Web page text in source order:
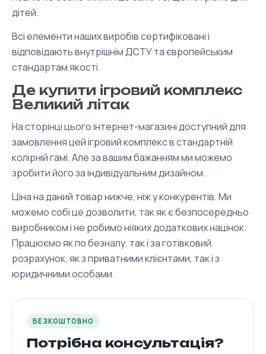
дітей.
Всі елементи наших виробів сертифіковані і
відповідають внутрішнім ДСТУ та європейським
стандартам якості.
Де купити ігровий комплекс
Великий літак
На сторінці цього інтернет-магазині доступний для
замовлення цей ігровий комплекс в стандартній
колірній гамі. Але за вашим бажанням ми можемо
зробити його за індивідуальним дизайном.
Ціна на даний товар нижче, ніж у конкурентів. Ми
можемо собі це дозволити, так як є безпосередньо
виробником і не робимо ніяких додаткових націнок.
Працюємо як по безналу, так і за готівковий
розрахунок, як з приватними клієнтами, так і з
юридичними особами.
БЕЗКОШТОВНО
Потрібна консультація?